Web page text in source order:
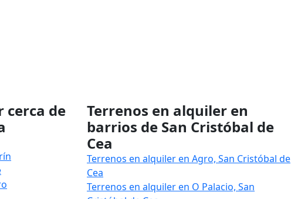
cerca de
Terrenos en alquiler en
barrios de San Cristóbal de
Cea
Terrenos en alquiler en Agro, San Cristóbal de
Cea
Terrenos en alquiler en O Palacio, San